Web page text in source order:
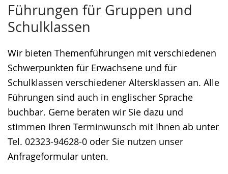
Führungen für Gruppen und
Schulklassen
Wir bieten Themenführungen mit verschiedenen
Schwerpunkten für Erwachsene und für
Schulklassen verschiedener Altersklassen an. Alle
Führungen sind auch in englischer Sprache
buchbar. Gerne beraten wir Sie dazu und
stimmen Ihren Terminwunsch mit Ihnen ab unter
Tel. 02323-94628-0 oder Sie nutzen unser
Anfrageformular unten.
Leichten
Sprache
Audio-
Unterstützung.
Video
in
Gebärdensprache
wird
angezeigt.